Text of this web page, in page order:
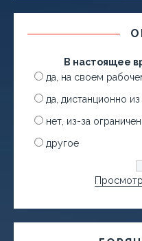
В настоящее
да, на своем
да, дистанционно
нет, из-за
другое